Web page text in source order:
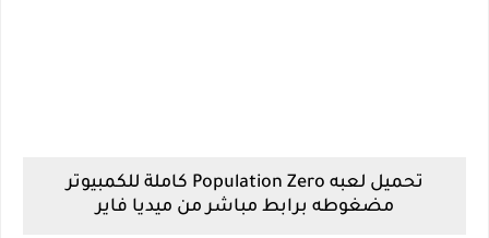
تحميل لعبه Population Zero كاملة للكمبيوتر
مضغوطه برابط مباشر من ميديا فاير